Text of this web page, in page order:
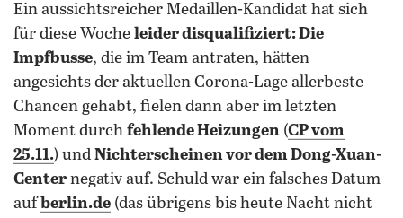
Ein aussichtsreicher Medaillen-Kandidat hat sich
für diese Woche leider disqualifiziert: Die
Impfbusse, die im Team antraten, hätten
angesichts der aktuellen Corona-Lage allerbeste
Chancen gehabt, fielen dann aber im letzten
Moment durch fehlende Heizungen (CP vom
25.11.) und Nichterscheinen vor dem Dong-Xuan-
Center negativ auf. Schuld war ein falsches Datum
aufberlin.de (das übrigens bis heute Nacht nicht